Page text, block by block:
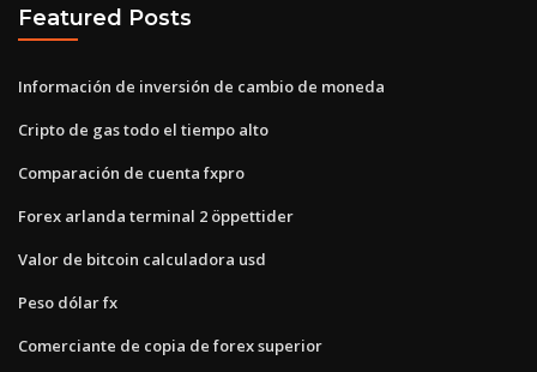
Featured Posts
Información de inversión de cambio de moneda
Cripto de gas todo el tiempo alto
Comparación de cuenta fxpro
Forex arlanda terminal 2 öppettider
Valor de bitcoin calculadora usd
Peso dólar fx
Comerciante de copia de forex superior